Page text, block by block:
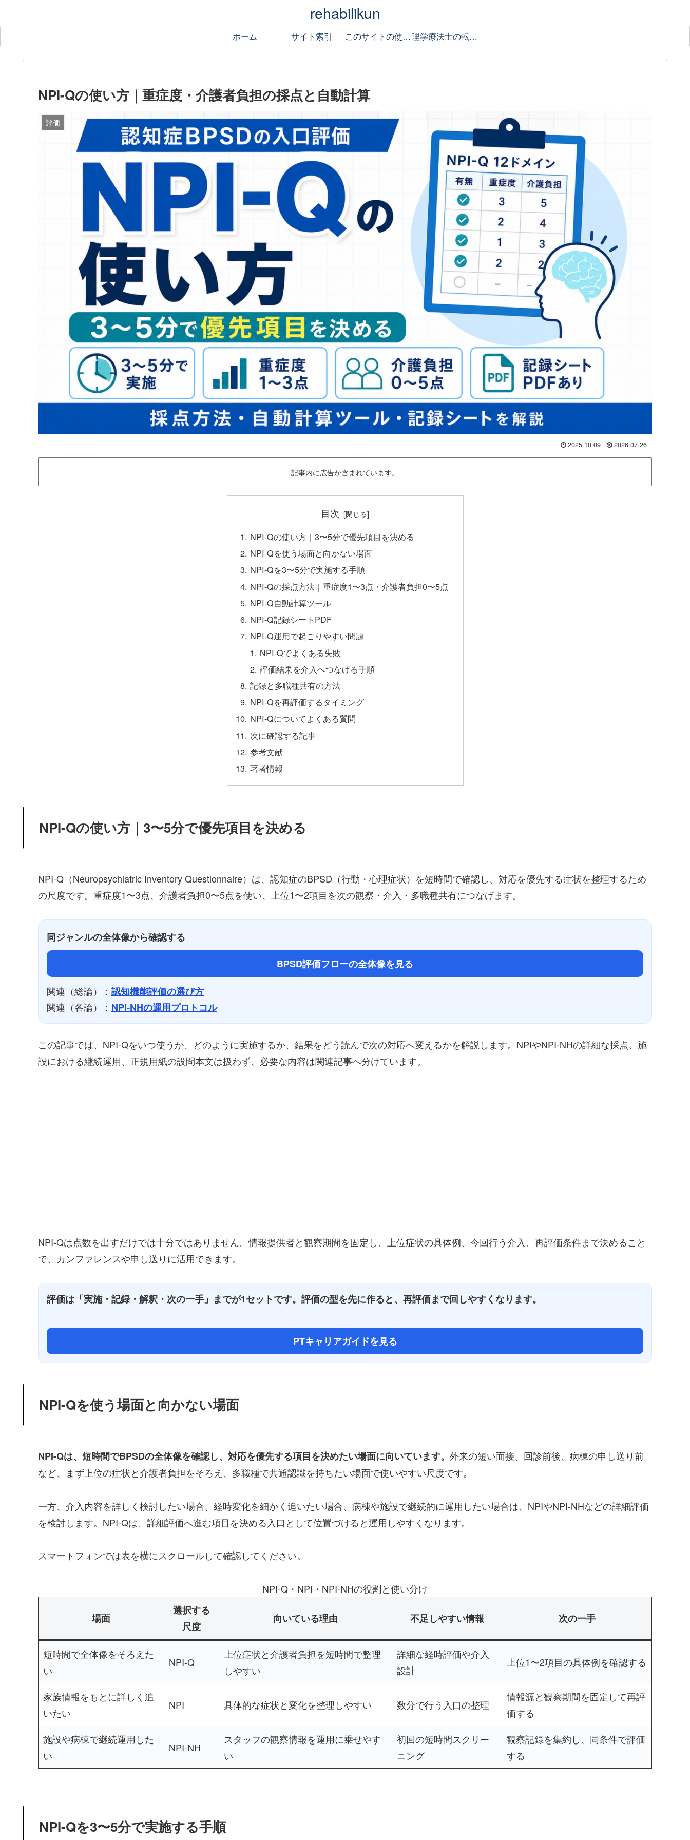
rehabilikun
ホーム サイト索引 このサイトの使い方 理学療法士の転職ガイド
NPI-Qの使い方｜重症度・介護者負担の採点と自動計算
評価
2025.10.09 2026.07.26
記事内に広告が含まれています。
目次
NPI-Qの使い方｜3〜5分で優先項目を決める
NPI-Qを使う場面と向かない場面
NPI-Qを3〜5分で実施する手順
NPI-Qの採点方法｜重症度1〜3点・介護者負担0〜5点
NPI-Q自動計算ツール
NPI-Q記録シートPDF
NPI-Q運用で起こりやすい問題
NPI-Qでよくある失敗
評価結果を介入へつなげる手順
記録と多職種共有の方法
NPI-Qを再評価するタイミング
NPI-Qについてよくある質問
次に確認する記事
参考文献
著者情報
NPI-Qの使い方｜3〜5分で優先項目を決める
NPI-Q（Neuropsychiatric Inventory Questionnaire）は、認知症のBPSD（行動・心理症状）を短時間で確認し、対応を優先する症状を整理するため
の尺度です。重症度1〜3点、介護者負担0〜5点を使い、上位1〜2項目を次の観察・介入・多職種共有につなげます。
同ジャンルの全体像から確認する
BPSD評価フローの全体像を見る
関連（総論）： 認知機能評価の選び方
関連（各論）： NPI-NHの運用プロトコル
この記事では、NPI-Qをいつ使うか、どのように実施するか、結果をどう読んで次の対応へ変えるかを解説します。NPIやNPI-NHの詳細な採点、施
設における継続運用、正規用紙の設問本文は扱わず、必要な内容は関連記事へ分けています。
NPI-Qは点数を出すだけでは十分ではありません。情報提供者と観察期間を固定し、上位症状の具体例、今回行う介入、再評価条件まで決めること
で、カンファレンスや申し送りに活用できます。
評価は「実施・記録・解釈・次の一手」までが1セットです。評価の型を先に作ると、再評価まで回しやすくなります。
PTキャリアガイドを見る
NPI-Qを使う場面と向かない場面
NPI-Qは、短時間でBPSDの全体像を確認し、対応を優先する項目を決めたい場面に向いています。 外来の短い面接、回診前後、病棟の申し送り前
など、まず上位の症状と介護者負担をそろえ、多職種で共通認識を持ちたい場面で使いやすい尺度です。
一方、介入内容を詳しく検討したい場合、経時変化を細かく追いたい場合、病棟や施設で継続的に運用したい場合は、NPIやNPI-NHなどの詳細評価
を検討します。NPI-Qは、詳細評価へ進む項目を決める入口として位置づけると運用しやすくなります。
スマートフォンでは表を横にスクロールして確認してください。
NPI-Q・NPI・NPI-NHの役割と使い分け
場面
選択する
尺度
向いている理由 不足しやすい情報 次の一手
短時間で全体像をそろえた
い
NPI-Q
上位症状と介護者負担を短時間で整理
しやすい
詳細な経時評価や介入
設計
上位1〜2項目の具体例を確認する
家族情報をもとに詳しく追
いたい
NPI 具体的な症状と変化を整理しやすい 数分で行う入口の整理
情報源と観察期間を固定して再評
価する
施設や病棟で継続運用した
い
NPI-NH
スタッフの観察情報を運用に乗せやす
い
初回の短時間スクリー
ニング
観察記録を集約し、同条件で評価
する
NPI-Qを3〜5分で実施する手順